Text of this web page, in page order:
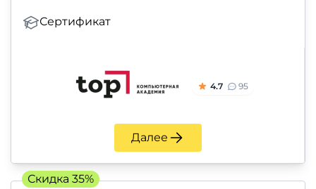
Сертификат
4.7 95
Далее
Скидка 35%